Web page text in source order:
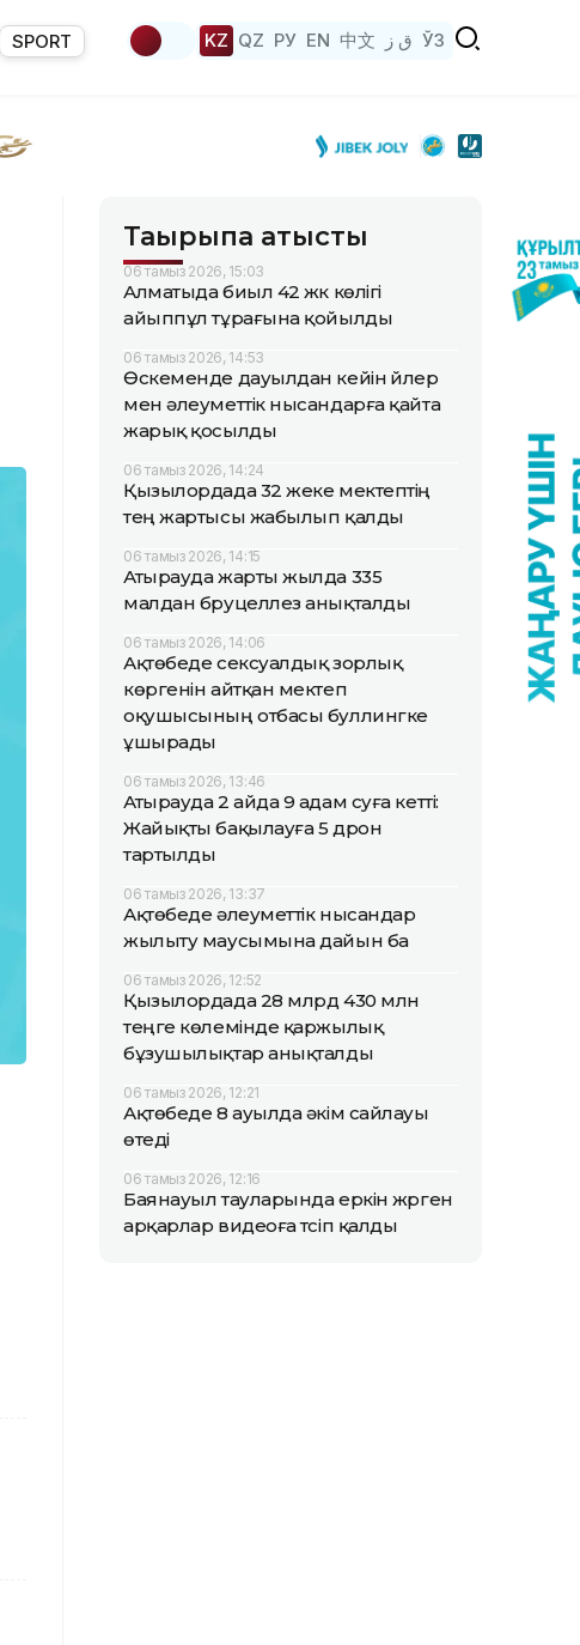
SPORT KZ QZ РУ EN 中文 ق ز ЎЗ
Тақырыпқа қатысты
06 тамыз 2026, 15:03
Алматыда биыл 42 жүк көлігі
айыппұл тұрағына қойылды
06 тамыз 2026, 14:53
Өскеменде дауылдан кейін үйлер
мен әлеуметтік нысандарға қайта
жарық қосылды
06 тамыз 2026, 14:24
Қызылордада 32 жеке мектептің
тең жартысы жабылып қалды
06 тамыз 2026, 14:15
Атырауда жарты жылда 335
малдан бруцеллез анықталды
06 тамыз 2026, 14:06
Ақтөбеде сексуалдық зорлық
көргенін айтқан мектеп
оқушысының отбасы буллингке
ұшырады
06 тамыз 2026, 13:46
Атырауда 2 айда 9 адам суға кетті:
Жайықты бақылауға 5 дрон
тартылды
06 тамыз 2026, 13:37
Ақтөбеде әлеуметтік нысандар
жылыту маусымына дайын ба
06 тамыз 2026, 12:52
Қызылордада 28 млрд 430 млн
теңге көлемінде қаржылық
бұзушылықтар анықталды
06 тамыз 2026, 12:21
Ақтөбеде 8 ауылда әкім сайлауы
өтеді
06 тамыз 2026, 12:16
Баянауыл тауларында еркін жүрген
арқарлар видеоға түсіп қалды